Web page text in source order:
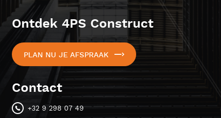
Ontdek 4PS Construct
PLAN NU JE AFSPRAAK
Contact
+32 9 298 07 49